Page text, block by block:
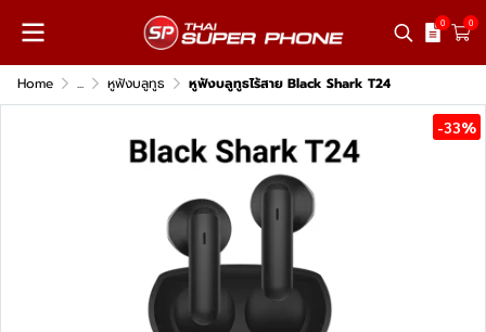
0 0
Home ... หูฟังบลูทูธ หูฟังบลูทูธไร้สาย Black Shark T24
-33%